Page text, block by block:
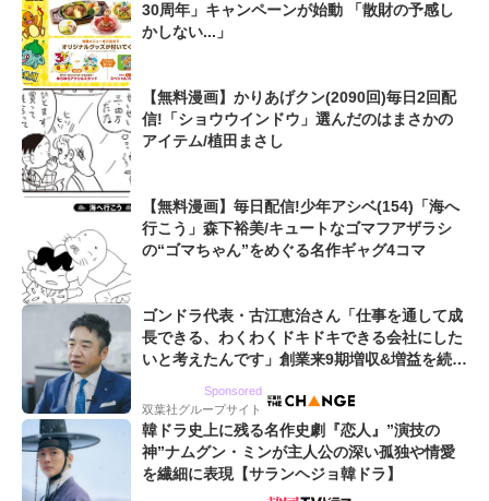
30周年」キャンペーンが始動 「散財の予感し
かしない...」
【無料漫画】かりあげクン(2090回)毎日2回配
信!「ショウウインドウ」選んだのはまさかの
アイテム/植田まさし
【無料漫画】毎日配信!少年アシベ(154)「海へ
行こう」森下裕美/キュートなゴマフアザラシ
の“ゴマちゃん”をめぐる名作ギャグ4コマ
ゴンドラ代表・古江恵治さん「仕事を通して成
長できる、わくわくドキドキできる会社にした
いと考えたんです」創業来9期増収&増益を続け
Sponsored
双葉社グループサイト
韓ドラ史上に残る名作史劇『恋人』”演技の
神”ナムグン・ミンが主人公の深い孤独や情愛
を繊細に表現【サランヘジョ韓ドラ】